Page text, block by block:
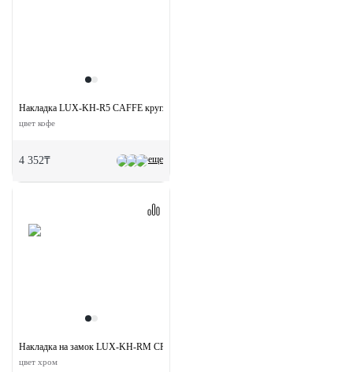
еще
Накладка LUX-KH-R5 CAFFE круглая на ключевой цилиндр
цвет кофе
4 352₸
Накладка на замок LUX-KH-RM CRO овальная под евроцилиндр
цвет хром